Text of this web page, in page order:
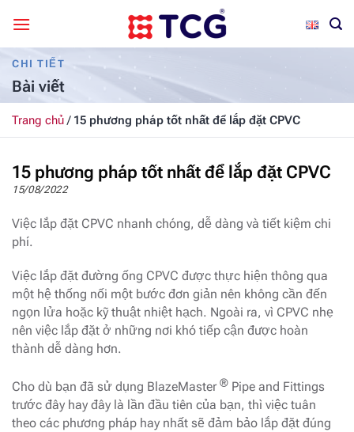
qua
nội
dungCHI TIẾT
Bài viết
Trang chủ/ 15 phương pháp tốt nhất để lắp đặt CPVC
15 phương pháp tốt nhất để lắp đặt CPVC
15/08/2022
Việc lắp đặt CPVC nhanh chóng, dễ dàng và tiết kiệm chi
phí.
Việc lắp đặt đường ống CPVC được thực hiện thông qua
một hệ thống nối một bước đơn giản nên không cần đến
ngọn lửa hoặc kỹ thuật nhiệt hạch. Ngoài ra, vì CPVC nhẹ
nên việc lắp đặt ở những nơi khó tiếp cận được hoàn
thành dễ dàng hơn.
Cho dù bạn đã sử dụng BlazeMaster ® Pipe and Fittings
trước đây hay đây là lần đầu tiên của bạn, thì việc tuân
theo các phương pháp hay nhất sẽ đảm bảo lắp đặt đúng